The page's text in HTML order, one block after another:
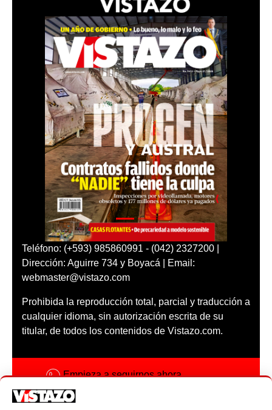
Teléfono: (+593) 985860991 - (042) 2327200 |
Dirección: Aguirre 734 y Boyacá | Email:
webmaster@vistazo.com
Prohibida la reproducción total, parcial y traducción a
cualquier idioma, sin autorización escrita de su
titular, de todos los contenidos de Vistazo.com.
Empieza a seguirnos ahora